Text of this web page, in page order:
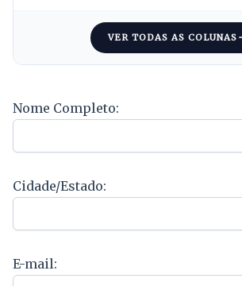
VER TODAS AS COLUNAS
Nome Completo:
Cidade/Estado:
E-mail: